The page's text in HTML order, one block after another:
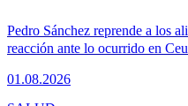
Pedro Sánchez reprende a los
reacción ante lo ocurrido en
01.08.2026